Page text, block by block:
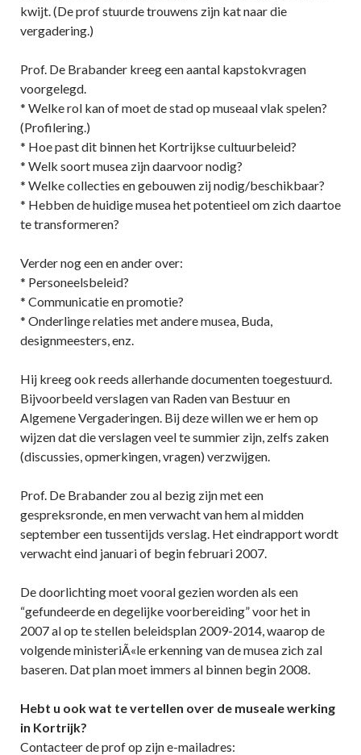
kwijt. (De prof stuurde trouwens zijn kat naar die
vergadering.)
Prof. De Brabander kreeg een aantal kapstokvragen
voorgelegd.
* Welke rol kan of moet de stad op museaal vlak spelen?
(Profilering.)
* Hoe past dit binnen het Kortrijkse cultuurbeleid?
* Welk soort musea zijn daarvoor nodig?
* Welke collecties en gebouwen zij nodig/beschikbaar?
* Hebben de huidige musea het potentieel om zich daartoe
te transformeren?
Verder nog een en ander over:
* Personeelsbeleid?
* Communicatie en promotie?
* Onderlinge relaties met andere musea, Buda,
designmeesters, enz.
Hij kreeg ook reeds allerhande documenten toegestuurd.
Bijvoorbeeld verslagen van Raden van Bestuur en
Algemene Vergaderingen. Bij deze willen we er hem op
wijzen dat die verslagen veel te summier zijn, zelfs zaken
(discussies, opmerkingen, vragen) verzwijgen.
Prof. De Brabander zou al bezig zijn met een
gespreksronde, en men verwacht van hem al midden
september een tussentijds verslag. Het eindrapport wordt
verwacht eind januari of begin februari 2007.
De doorlichting moet vooral gezien worden als een
“gefundeerde en degelijke voorbereiding” voor het in
2007 al op te stellen beleidsplan 2009-2014, waarop de
volgende ministeriÃ«le erkenning van de musea zich zal
baseren. Dat plan moet immers al binnen begin 2008.
Hebt u ook wat te vertellen over de museale werking
in Kortrijk?
Contacteer de prof op zijn e-mailadres: